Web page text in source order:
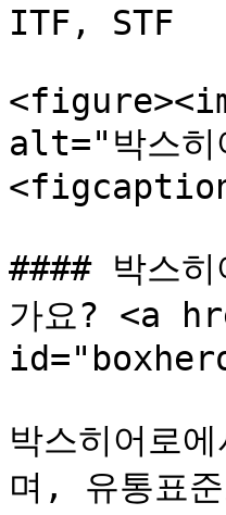
ITF, STF
alt="박스히
#### 박스히
가요? <a
박스히어로
며, 유통표